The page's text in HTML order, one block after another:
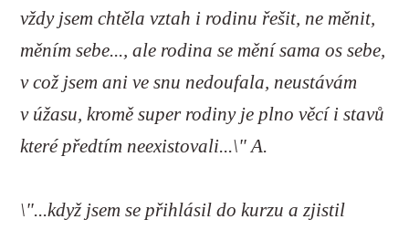
vždy jsem chtěla vztah i rodinu řešit, ne měnit,
měním sebe..., ale rodina se mění sama os sebe,
v což jsem ani ve snu nedoufala, neustávám
v úžasu, kromě super rodiny je plno věcí i stavů
které předtím neexistovali...\" A.
\"...když jsem se přihlásil do kurzu a zjistil